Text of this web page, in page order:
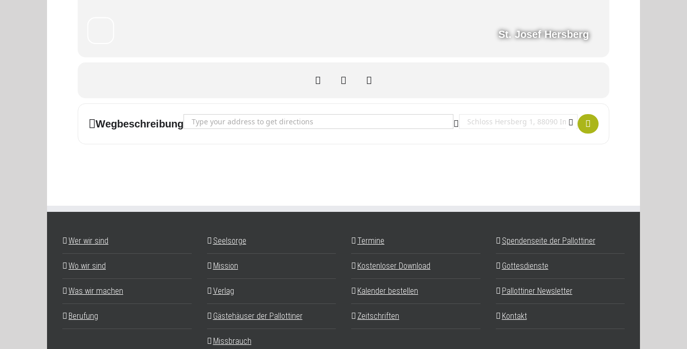
St. Josef Hersberg
Wegbeschreibung Address - Horch, da klopft die Seele an! [] Destination Address - Horch, da klopft die Seele an! []
Wer wir sind
Wo wir sind
Was wir machen
Berufung
Seelsorge
Mission
Verlag
Gästehäuser der Pallottiner
Missbrauch
Termine
Kostenloser Download
Kalender bestellen
Zeitschriften
Spendenseite der Pallottiner
Gottesdienste
Pallottiner Newsletter
Kontakt